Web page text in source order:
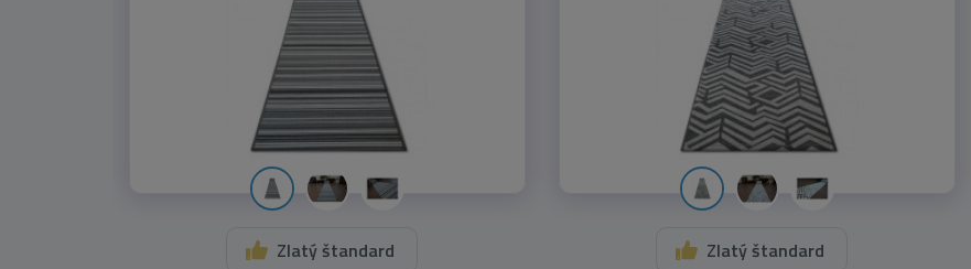
Zlatý štandard Zlatý štandard